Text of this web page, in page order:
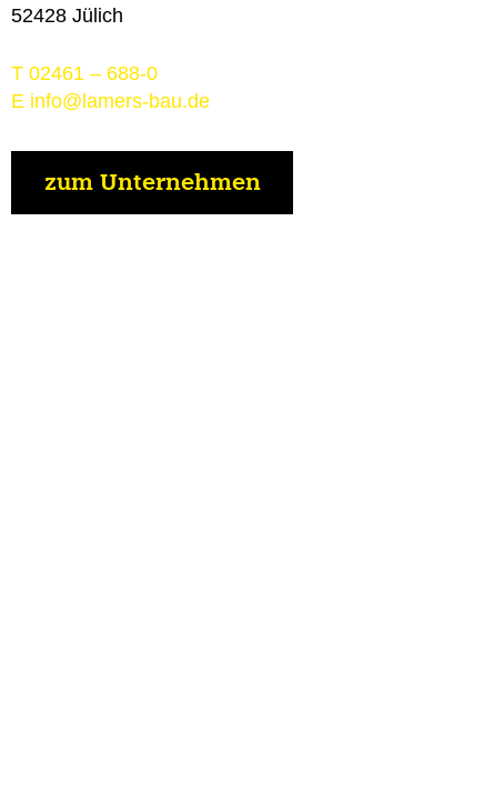
52428 Jülich
T 02461 – 688-0
E info@lamers-bau.de
zum Unternehmen